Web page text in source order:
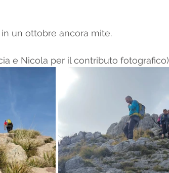
un ottobre ancora mite.
e Nicola per il contributo fotografico)